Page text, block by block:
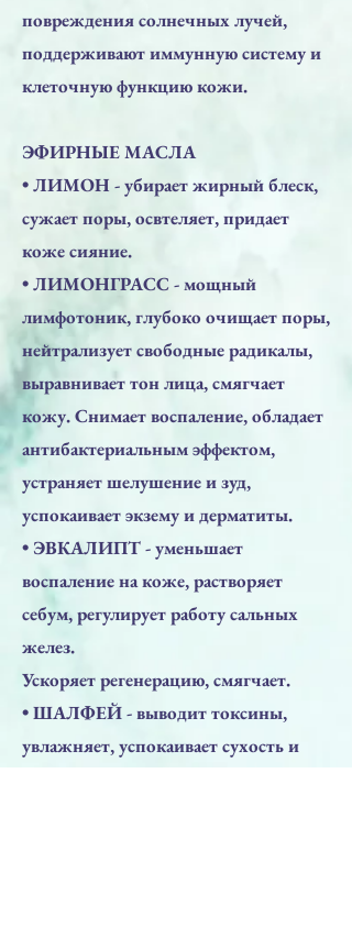
повреждения солнечных лучей,
поддерживают иммунную систему и
клеточную функцию кожи.
ЭФИРНЫЕ МАСЛА
• ЛИМОН - убирает жирный блеск,
сужает поры, освтеляет, придает
коже сияние.
• ЛИМОНГРАСС - мощный
лимфотоник, глубоко очищает поры,
нейтрализует свободные радикалы,
выравнивает тон лица, смягчает
кожу. Снимает воспаление, обладает
антибактериальным эффектом,
устраняет шелушение и зуд,
успокаивает экзему и дерматиты.
• ЭВКАЛИПТ - уменьшает
воспаление на коже, растворяет
себум, регулирует работу сальных
желез.
Ускоряет регенерацию, смягчает.
• ШАЛФЕЙ - выводит токсины,
увлажняет, успокаивает сухость и